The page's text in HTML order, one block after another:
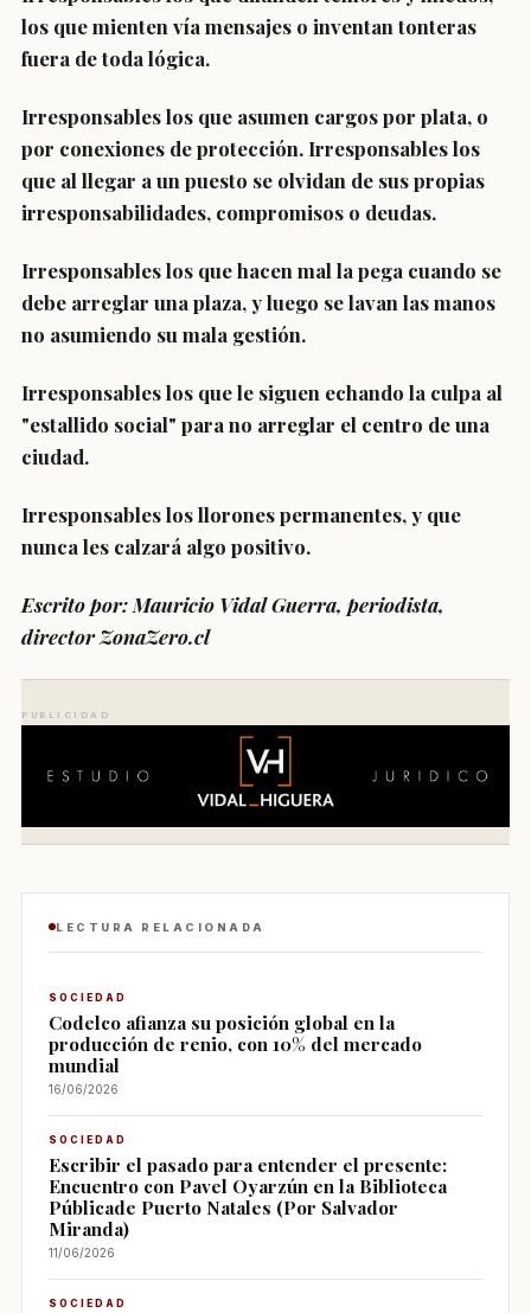
los que mienten vía mensajes o inventan tonteras
fuera de toda lógica.
Irresponsables los que asumen cargos por plata, o
por conexiones de protección. Irresponsables los
que al llegar a un puesto se olvidan de sus propias
irresponsabilidades, compromisos o deudas.
Irresponsables los que hacen mal la pega cuando se
debe arreglar una plaza, y luego se lavan las manos
no asumiendo su mala gestión.
Irresponsables los que le siguen echando la culpa al
"estallido social" para no arreglar el centro de una
ciudad.
Irresponsables los llorones permanentes, y que
nunca les calzará algo positivo.
Escrito por: Mauricio Vidal Guerra, periodista,
director ZonaZero.cl
PUBLICIDAD
LECTURA RELACIONADA
SOCIEDAD
Codelco afianza su posición global en la
producción de renio, con 10% del mercado
mundial
16/06/2026
SOCIEDAD
Escribir el pasado para entender el presente:
Encuentro con Pavel Oyarzún en la Biblioteca
Públicade Puerto Natales (Por Salvador
Miranda)
11/06/2026
SOCIEDAD